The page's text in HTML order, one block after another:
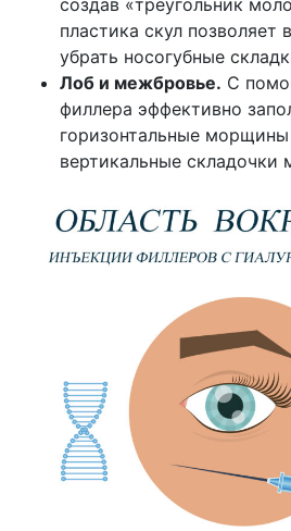
пластика скул позволяет
убрать носогубные
Лоб и межбровье. С
филлера эффективно
горизонтальные морщины
вертикальные